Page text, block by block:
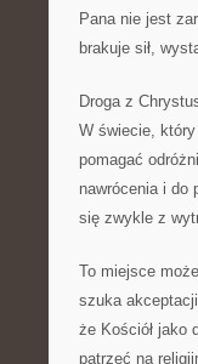
Pana nie jest
brakuje sił,
Droga z
W świecie,
pomagać
nawrócenia i do
się zwykle z
To miejsce
szuka
że Kościół jako
patrzeć na